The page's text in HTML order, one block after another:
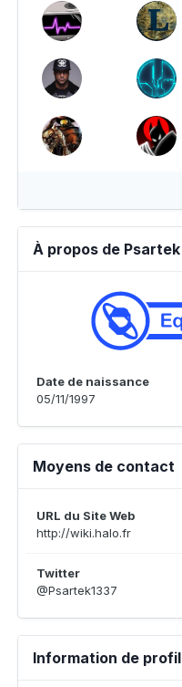
À propos de Psartek
Date de naissance
05/11/1997
Moyens de contact
URL du Site Web
http://wiki.halo.fr
Twitter
@Psartek1337
Information de profil